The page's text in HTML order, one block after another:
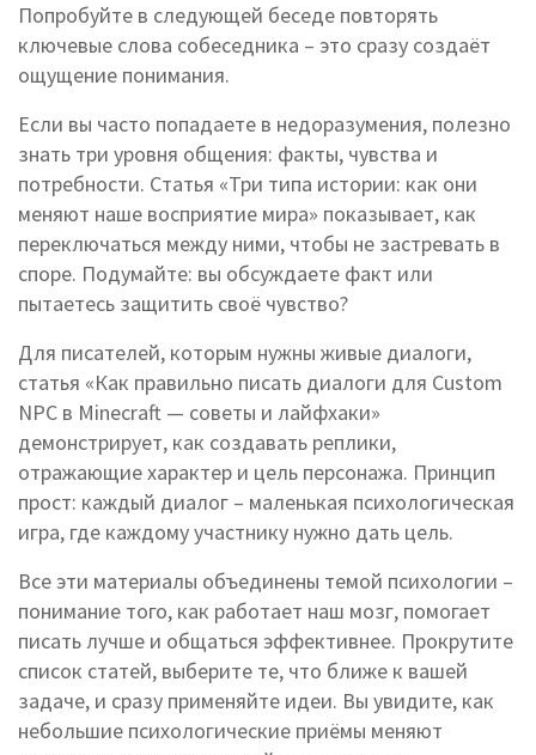
Попробуйте в следующей беседе повторять
ключевые слова собеседника – это сразу создаёт
ощущение понимания.
Если вы часто попадаете в недоразумения, полезно
знать три уровня общения: факты, чувства и
потребности. Статья «Три типа истории: как они
меняют наше восприятие мира» показывает, как
переключаться между ними, чтобы не застревать в
споре. Подумайте: вы обсуждаете факт или
пытаетесь защитить своё чувство?
Для писателей, которым нужны живые диалоги,
статья «Как правильно писать диалоги для Custom
NPC в Minecraft — советы и лайфхаки»
демонстрирует, как создавать реплики,
отражающие характер и цель персонажа. Принцип
прост: каждый диалог – маленькая психологическая
игра, где каждому участнику нужно дать цель.
Все эти материалы объединены темой психологии –
понимание того, как работает наш мозг, помогает
писать лучше и общаться эффективнее. Прокрутите
список статей, выберите те, что ближе к вашей
задаче, и сразу применяйте идеи. Вы увидите, как
небольшие психологические приёмы меняют